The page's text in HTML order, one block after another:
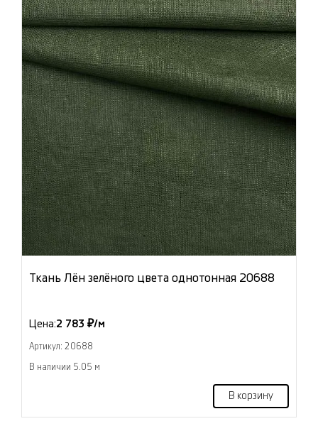
Ткань Лён зелёного цвета однотонная 20688
Цена:2 783 ₽/м
Артикул: 20688
В наличии 5.05 м
В корзину